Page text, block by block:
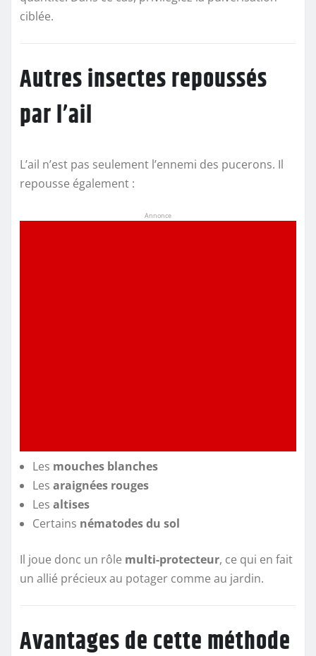
ciblée.
Autres insectes repoussés
par l’ail
L’ail n’est pas seulement l’ennemi des pucerons. Il
repousse également :
Annonce
Les mouches blanches
Les araignées rouges
Les altises
Certains nématodes du sol
Il joue donc un rôle multi-protecteur, ce qui en fait
un allié précieux au potager comme au jardin.
Avantages de cette méthode